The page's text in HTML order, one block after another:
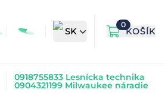
SK
0
KOŠÍK
0918755833 Lesnícka technika
0904321199 Milwaukee náradie